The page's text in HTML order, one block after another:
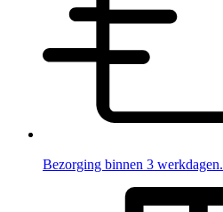
Bezorging binnen 3 werkdagen.